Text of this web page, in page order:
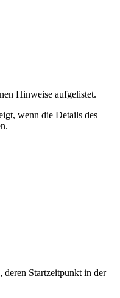
Hinweise aufgelistet.
wenn die Details des
Startzeitpunkt in der